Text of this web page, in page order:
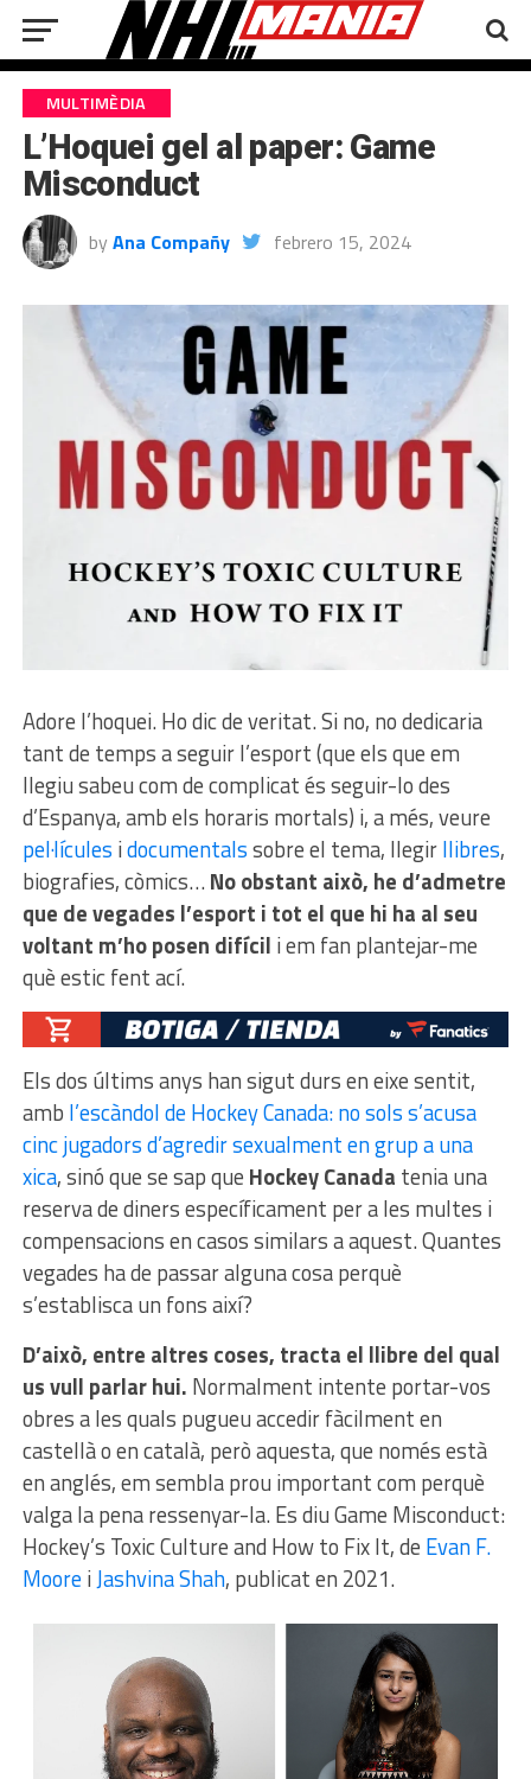
MULTIMÈDIA
L’Hoquei gel al paper: Game
Misconduct
by Ana Compañy febrero 15, 2024
Adore l’hoquei. Ho dic de veritat. Si no, no dedicaria
tant de temps a seguir l’esport (que els que em
llegiu sabeu com de complicat és seguir-lo des
d’Espanya, amb els horaris mortals) i, a més, veure
pel·lícules idocumentalssobre el tema, llegirllibres,
biografies, còmics… No obstant això, he d’admetre
que de vegades l’esport i tot el que hi ha al seu
voltant m’ho posen difícil i em fan plantejar-me
què estic fent ací.
Els dos últims anys han sigut durs en eixe sentit,
amb l’escàndol de Hockey Canada: no sols s’acusa
cinc jugadors d’agredir sexualment en grup a una
xica, sinó que se sap que Hockey Canada tenia una
reserva de diners específicament per a les multes i
compensacions en casos similars a aquest. Quantes
vegades ha de passar alguna cosa perquè
s’establisca un fons així?
D’això, entre altres coses, tracta el llibre del qual
us vull parlar hui. Normalment intente portar-vos
obres a les quals pugueu accedir fàcilment en
castellà o en català, però aquesta, que només està
en anglés, em sembla prou important com perquè
valga la pena ressenyar-la. Es diu Game Misconduct:
Hockey’s Toxic Culture and How to Fix It, de Evan F.
MooreiJashvina Shah, publicat en 2021.